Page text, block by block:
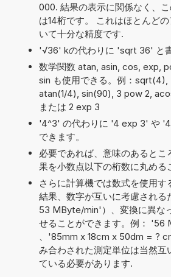
000. 結果の表示に関係なく、
は14桁です。 これはほとんど
いて十分な精度です.
'√36' kの代わりに 'sqrt 36' と書
数学関数 atan, asin, cos, exp,
sin も使用できる。例：sqrt(4),
atan(1/4), sin(90), 3 pow 2,
または 2 exp 3
'4^3' の代わりに '4 exp 3' や
できます。
必要であれば、意味のあると
果を小数点以下の桁数に丸める
さらに計算機では数式を使用
結果、数字が互いに考慮され
53 MByte/min'）、変換に異な
せることができます。例：
、'85mm x 18cm x 50dm = ?
み合わされた測定単位は当然互
ている必要があります.